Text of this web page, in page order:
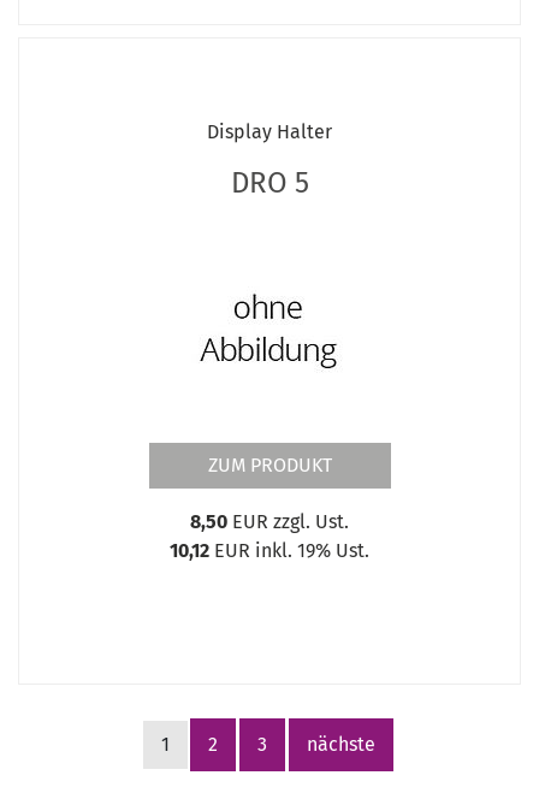
Display Halter
DRO 5
ZUM PRODUKT
8,50 EUR zzgl. Ust.
10,12 EUR inkl. 19% Ust.
1 2 3 nächste